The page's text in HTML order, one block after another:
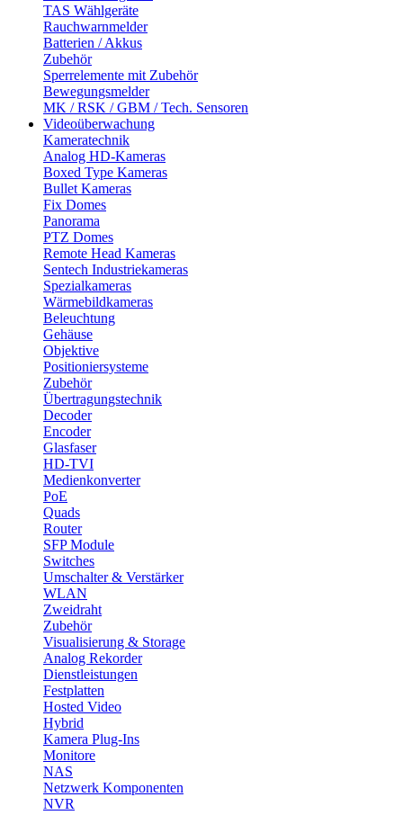
TAS Wählgeräte
Rauchwarnmelder
Batterien / Akkus
Zubehör
Sperrelemente mit Zubehör
Bewegungsmelder
MK / RSK / GBM / Tech. Sensoren
Videoüberwachung
Kameratechnik
Analog HD-Kameras
Boxed Type Kameras
Bullet Kameras
Fix Domes
Panorama
PTZ Domes
Remote Head Kameras
Sentech Industriekameras
Spezialkameras
Wärmebildkameras
Beleuchtung
Gehäuse
Objektive
Positioniersysteme
Zubehör
Übertragungstechnik
Decoder
Encoder
Glasfaser
HD-TVI
Medienkonverter
PoE
Quads
Router
SFP Module
Switches
Umschalter & Verstärker
WLAN
Zweidraht
Zubehör
Visualisierung & Storage
Analog Rekorder
Dienstleistungen
Festplatten
Hosted Video
Hybrid
Kamera Plug-Ins
Monitore
NAS
Netzwerk Komponenten
NVR